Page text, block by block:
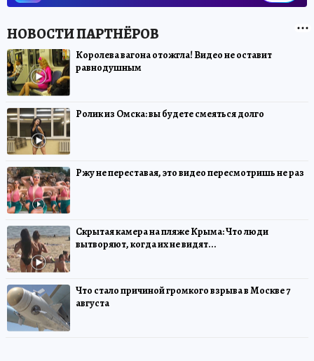
Королева вагона отожгла! Видео не оставит
равнодушным
Ролик из Омска: вы будете смеяться долго
Ржу не переставая, это видео пересмотришь не раз
Скрытая камера на пляже Крыма: Что люди
вытворяют, когда их не видят...
Что стало причиной громкого взрыва в Москве 7
августа